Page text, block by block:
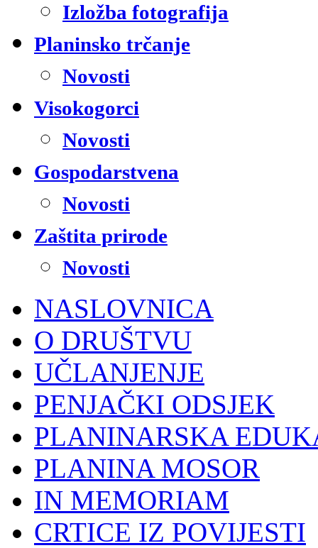
Izložba fotografija
Planinsko trčanje
Novosti
Visokogorci
Novosti
Gospodarstvena
Novosti
Zaštita prirode
Novosti
NASLOVNICA
O DRUŠTVU
UČLANJENJE
PENJAČKI ODSJEK
PLANINARSKA
PLANINA MOSOR
IN MEMORIAM
CRTICE IZ POVIJESTI